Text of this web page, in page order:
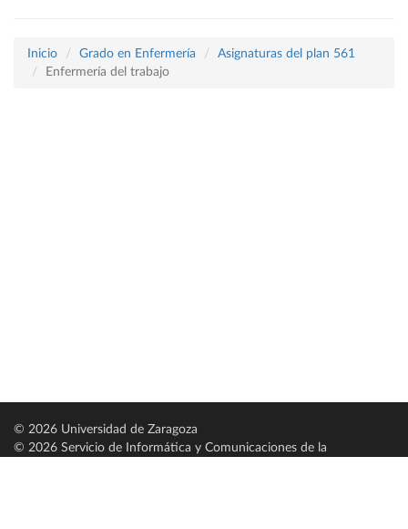
Inicio Grado en Enfermería
Asignaturas del plan 561
Enfermería del trabajo
© 2026 Universidad de Zaragoza
© 2026 Servicio de Informática y Comunicaciones de la